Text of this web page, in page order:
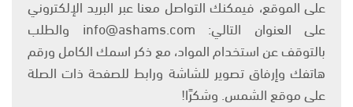
على الموقع، فيمكنك التواصل معنا عبر البريد الإلكتروني
على العنوان التالي: info@ashams.com والطلب
بالتوقف عن استخدام المواد، مع ذكر اسمك الكامل ورقم
هاتفك وإرفاق تصوير للشاشة ورابط للصفحة ذات الصلة
على موقع الشمس. وشكرًا!